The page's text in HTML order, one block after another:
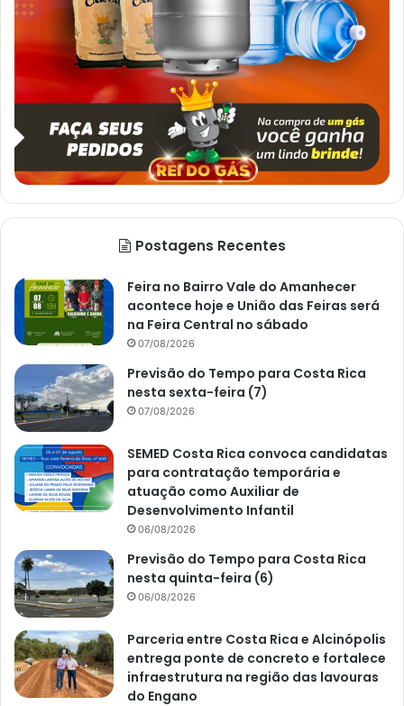
Postagens Recentes
Feira no Bairro Vale do Amanhecer
acontece hoje e União das Feiras será
na Feira Central no sábado
07/08/2026
Previsão do Tempo para Costa Rica
nesta sexta-feira (7)
07/08/2026
SEMED Costa Rica convoca candidatas
para contratação temporária e
atuação como Auxiliar de
Desenvolvimento Infantil
06/08/2026
Previsão do Tempo para Costa Rica
nesta quinta-feira (6)
06/08/2026
Parceria entre Costa Rica e Alcinópolis
entrega ponte de concreto e fortalece
infraestrutura na região das lavouras
do Engano